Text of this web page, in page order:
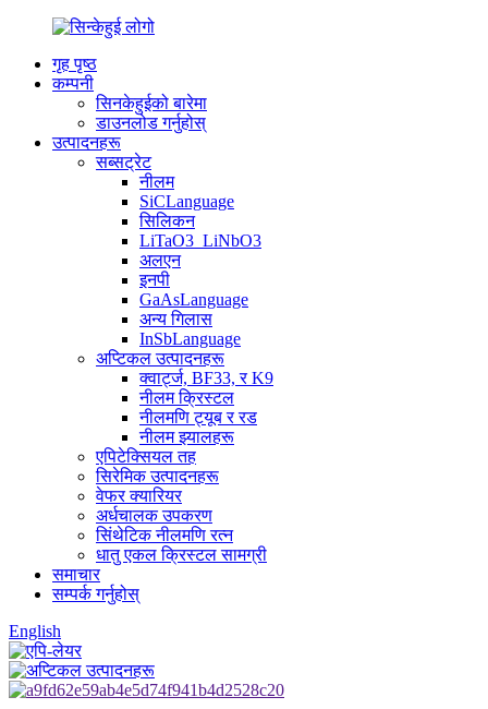
गृह पृष्ठ
कम्पनी
सिनकेहुईको बारेमा
डाउनलोड गर्नुहोस्
उत्पादनहरू
सब्सट्रेट
नीलम
SiCLanguage
सिलिकन
LiTaO3_LiNbO3
अलएन
इनपी
GaAsLanguage
अन्य गिलास
InSbLanguage
अप्टिकल उत्पादनहरू
क्वार्ट्ज, BF33, र K9
नीलम क्रिस्टल
नीलमणि ट्यूब र रड
नीलम झ्यालहरू
एपिटेक्सियल तह
सिरेमिक उत्पादनहरू
वेफर क्यारियर
अर्धचालक उपकरण
सिंथेटिक नीलमणि रत्न
धातु एकल क्रिस्टल सामग्री
समाचार
सम्पर्क गर्नुहोस्
English